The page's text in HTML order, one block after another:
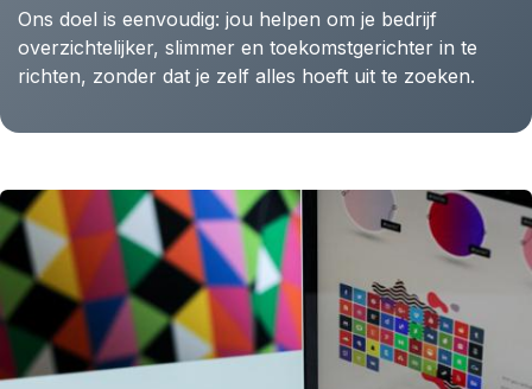
Ons doel is eenvoudig: jou helpen om je bedrijf
overzichtelijker, slimmer en toekomstgerichter in te
richten, zonder dat je zelf alles hoeft uit te zoeken.